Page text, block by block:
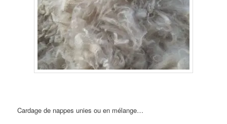
Cardage de nappes unies ou en mélange…